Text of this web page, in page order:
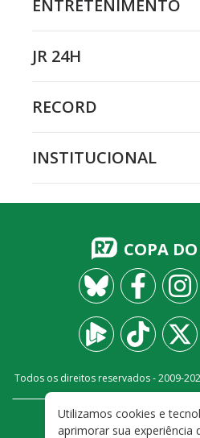
ENTRETENIMENTO
JR 24H
RECORD
INSTITUCIONAL
COPA
Todos os direitos reservados - 2009-
FALE
Utilizamos cookies e
aprimorar sua experiência